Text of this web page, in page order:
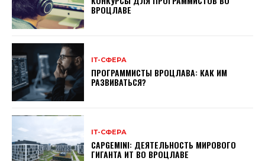
ВРОЦЛАВЕ
ІТ-СФЕРА
ПРОГРАММИСТЫ ВРОЦЛАВА: КАК ИМ
РАЗВИВАТЬСЯ?
ІТ-СФЕРА
CAPGEMINI: ДЕЯТЕЛЬНОСТЬ МИРОВОГО
ГИГАНТА ИТ ВО ВРОЦЛАВЕ